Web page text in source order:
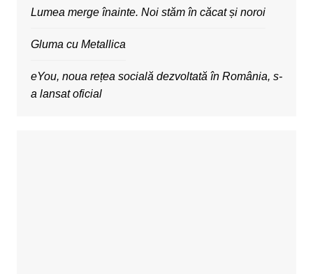
Lumea merge înainte. Noi stăm în căcat și noroi
Gluma cu Metallica
eYou, noua rețea socială dezvoltată în România, s-
a lansat oficial